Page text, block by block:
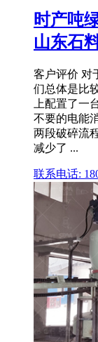
时产吨
山东石
客户评价 对
们总体是比
上配置了一
不要的电能
两段破碎流
减少了 ...
联系电话: